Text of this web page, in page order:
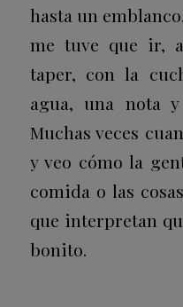
hasta un
me tuve que ir,
taper, con la
agua, una nota
Muchas veces
y veo cómo la
comida o las
que interpretan
bonito.